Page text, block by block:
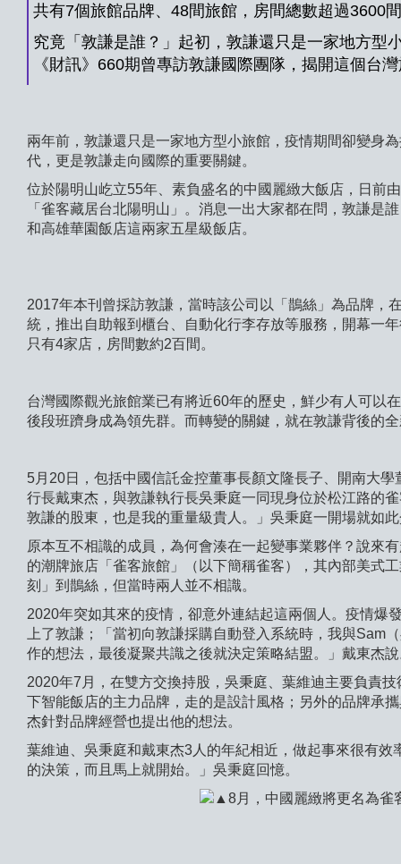
共有7個旅館品牌、48間旅館，房間總數超過3600
究竟「敦謙是誰？」起初，敦謙還只是一家地方型
《財訊》660期曾專訪敦謙國際團隊，揭開這個台
兩年前，敦謙還只是一家地方型小旅館，疫情期間卻變身
代，更是敦謙走向國際的重要關鍵。
位於陽明山屹立55年、素負盛名的中國麗緻大飯店，日前
「雀客藏居台北陽明山」。消息一出大家都在問，敦謙是
和高雄華園飯店這兩家五星級飯店。
2017年本刊曾採訪敦謙，當時該公司以「鵲絲」為品牌，
統，推出自助報到櫃台、自動化行李存放等服務，開幕一
只有4家店，房間數約2百間。
台灣國際觀光旅館業已有將近60年的歷史，鮮少有人可以
後段班躋身成為領先群。而轉變的關鍵，就在敦謙背後的
5月20日，包括中國信託金控董事長顏文隆長子、開南大
行長戴東杰，與敦謙執行長吳秉庭一同現身位於松江路的
敦謙的股東，也是我的重量級貴人。」吳秉庭一開場就如
原本互不相識的成員，為何會湊在一起變事業夥伴？說來
的潮牌旅店「雀客旅館」（以下簡稱雀客），其內部美式
刻」到鵲絲，但當時兩人並不相識。
2020年突如其來的疫情，卻意外連結起這兩個人。疫情爆
上了敦謙；「當初向敦謙採購自動登入系統時，我與
作的想法，最後凝聚共識之後就決定策略結盟。」戴東杰
2020年7月，在雙方交換持股，吳秉庭、葉維迪主要負責
下智能飯店的主力品牌，走的是設計風格；另外的品牌承
杰針對品牌經營也提出他的想法。
葉維迪、吳秉庭和戴東杰3人的年紀相近，做起事來很有
的決策，而且馬上就開始。」吳秉庭回憶。